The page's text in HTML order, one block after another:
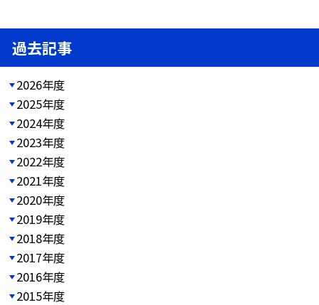
過去記事
2026年度
2025年度
2024年度
2023年度
2022年度
2021年度
2020年度
2019年度
2018年度
2017年度
2016年度
2015年度